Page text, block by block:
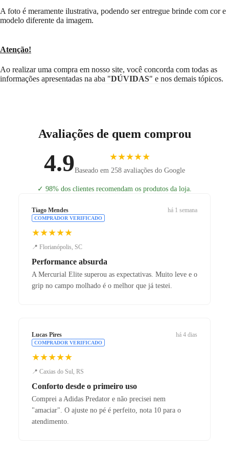
A foto é meramente ilustrativa, podendo ser entregue brinde com cor e
modelo diferente da imagem.
Atenção!
Ao realizar uma compra em nosso site, você concorda com todas as
informações apresentadas na aba "DÚVIDAS" e nos demais tópicos.
Avaliações de quem comprou
4.9 ★★★★★
Baseado em 258 avaliações do Google
✓ 98% dos clientes recomendam os produtos da loja.
Tiago Mendes
COMPRADOR VERIFICADO
há 1 semana
★★★★★
📍 Florianópolis, SC
Performance absurda
A Mercurial Elite superou as expectativas. Muito leve e o
grip no campo molhado é o melhor que já testei.
Lucas Pires
COMPRADOR VERIFICADO
há 4 dias
★★★★★
📍 Caxias do Sul, RS
Conforto desde o primeiro uso
Comprei a Adidas Predator e não precisei nem
"amaciar". O ajuste no pé é perfeito, nota 10 para o
atendimento.